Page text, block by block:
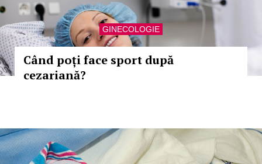
GINECOLOGIE
Când poți face sport după
cezariană?